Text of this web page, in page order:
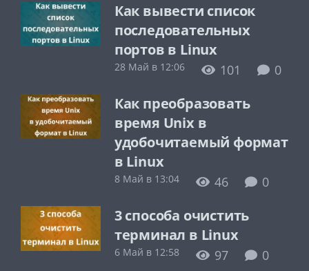
Как вывести список
последовательных
портов в Linux
28 Май в 12:06 101 0
Как преобразовать
время Unix в
удобочитаемый формат
в Linux
8 Май в 13:04 46 0
3 способа очистить
терминал в Linux
6 Май в 12:58 97 0